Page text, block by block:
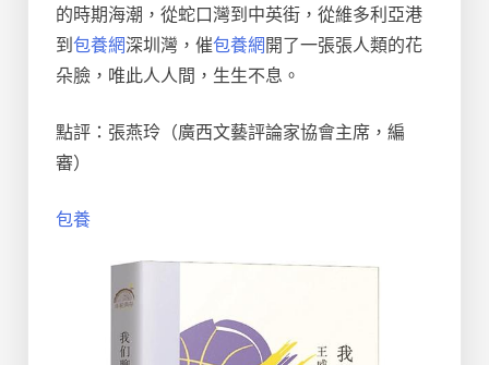
的時期海潮，從蛇口灣到中英街，從維多利亞港
到包養網深圳灣，催包養網開了一張張人類的花
朵臉，唯此人人間，生生不息。
點評：張燕玲（廣西文藝評論家協會主席，編
審）
包養